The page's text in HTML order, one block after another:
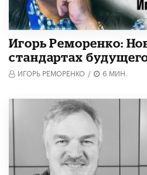
Игорь Реморенко:
стандартах
ИГОРЬ РЕМОРЕНКО / 6 МИН.